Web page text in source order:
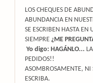
LOS CHEQUES DE
ABUNDANCIA EN
SE ESCRIBEN HASTA
SIEMPRE ¿ME
Yo digo: HAGÁNLO...
PEDIDOS!!
ASOMBROSAMENTE, NI
ESCRIBA.